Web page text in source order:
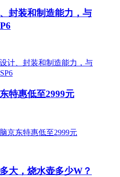
封装和制造能力，与
特惠低至2999元
大，烧水壶多少W？